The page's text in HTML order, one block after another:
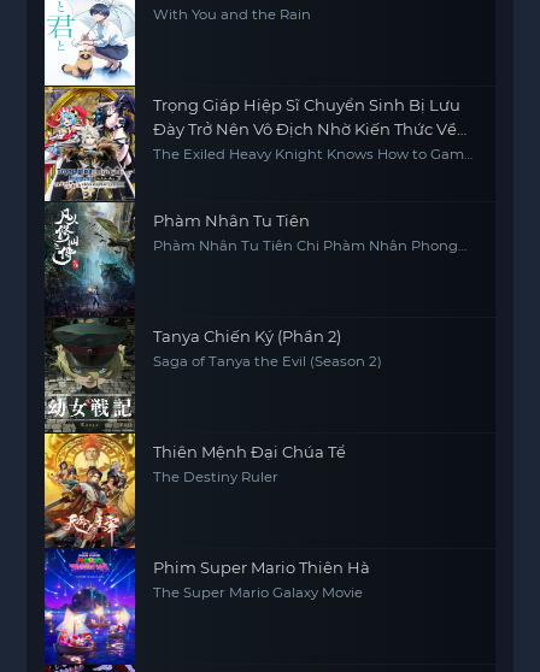
With You and the Rain
Trọng Giáp Hiệp Sĩ Chuyển Sinh Bị Lưu
Đày Trở Nên Vô Địch Nhờ Kiến Thức Về
Game
The Exiled Heavy Knight Knows How to Game
Phàm Nhân Tu Tiên
Phàm Nhân Tu Tiên Chi Phàm Nhân Phong
Tanya Chiến Ký (Phần 2)
Saga of Tanya the Evil (Season 2)
Thiên Mệnh Đại Chúa Tể
The Destiny Ruler
Phim Super Mario Thiên Hà
The Super Mario Galaxy Movie